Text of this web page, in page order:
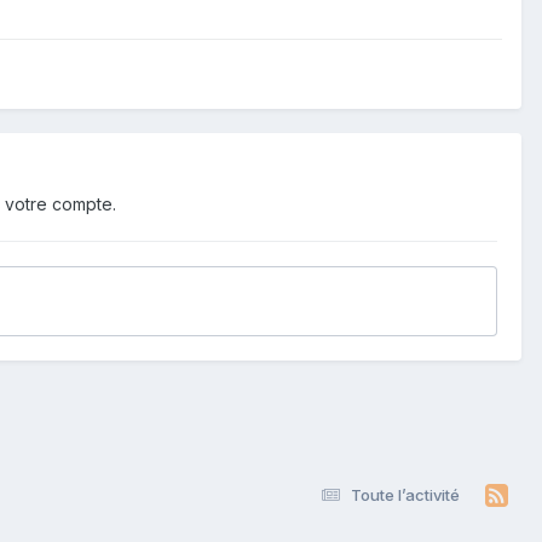
compte.
Toute l’activité